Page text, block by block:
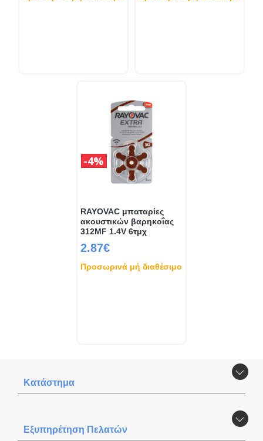
RAYOVAC μπαταρίες
ακουστικών βαρηκοΐας
312MF 1.4V 6τμχ
2.87€
4%
Προσωρινά μή διαθέσιμο
Κατάστημα
Εξυπηρέτηση Πελατών